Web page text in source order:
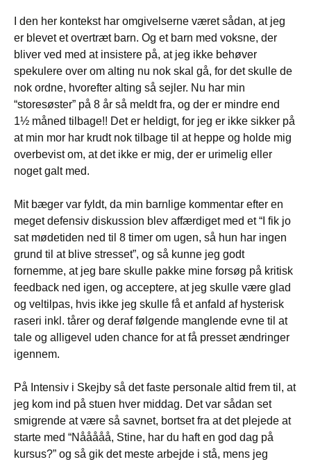
I den her kontekst har omgivelserne været sådan, at jeg
er blevet et overtræt barn. Og et barn med voksne, der
bliver ved med at insistere på, at jeg ikke behøver
spekulere over om alting nu nok skal gå, for det skulle de
nok ordne, hvorefter alting så sejler. Nu har min
“storesøster” på 8 år så meldt fra, og der er mindre end
1½ måned tilbage!! Det er heldigt, for jeg er ikke sikker på
at min mor har krudt nok tilbage til at heppe og holde mig
overbevist om, at det ikke er mig, der er urimelig eller
noget galt med.
Mit bæger var fyldt, da min barnlige kommentar efter en
meget defensiv diskussion blev affærdiget med et “I fik jo
sat mødetiden ned til 8 timer om ugen, så hun har ingen
grund til at blive stresset”, og så kunne jeg godt
fornemme, at jeg bare skulle pakke mine forsøg på kritisk
feedback ned igen, og acceptere, at jeg skulle være glad
og veltilpas, hvis ikke jeg skulle få et anfald af hysterisk
raseri inkl. tårer og deraf følgende manglende evne til at
tale og alligevel uden chance for at få presset ændringer
igennem.
På Intensiv i Skejby så det faste personale altid frem til, at
jeg kom ind på stuen hver middag. Det var sådan set
smigrende at være så savnet, bortset fra at det plejede at
starte med “Nååååå, Stine, har du haft en god dag på
kursus?” og så gik det meste arbejde i stå, mens jeg